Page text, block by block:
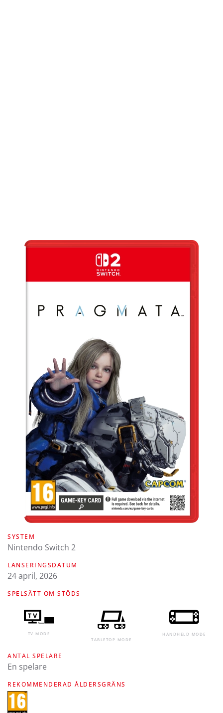
SYSTEM
Nintendo Switch 2
LANSERINGSDATUM
24 april, 2026
SPELSÄTT OM STÖDS
TV MODE
TABLETOP MODE
HANDHELD MODE
ANTAL SPELARE
En spelare
REKOMMENDERAD ÅLDERSGRÄNS